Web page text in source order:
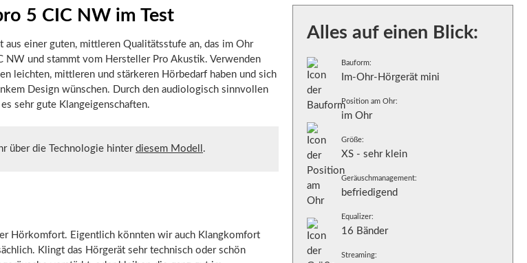
5 CIC NW im Test
aus einer guten, mittleren Qualitätsstufe an, das im Ohr
NW und stammt vom Hersteller Pro Akustik. Verwenden
leichten, mittleren und stärkeren Hörbedarf haben und sich
Design wünschen. Durch den audiologisch sinnvollen
sehr gute Klangeigenschaften.
über die Technologie hinterdiesem Modell .
Hörkomfort. Eigentlich könnten wir auch Klangkomfort
Klingt das Hörgerät sehr technisch oder schön
Alles auf einen Blick:
Bauform:
Im-Ohr-Hörgerät mini
Position am Ohr:
im Ohr
Größe:
XS - sehr klein
Geräuschmanagement:
befriedigend
Equalizer:
16 Bänder
Streaming: